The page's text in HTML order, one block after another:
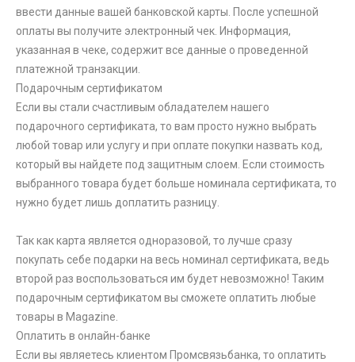
ввести данные вашей банковской карты. После успешной
оплаты вы получите электронный чек. Информация,
указанная в чеке, содержит все данные о проведенной
платежной транзакции.
Подарочным сертификатом
Если вы стали счастливым обладателем нашего
подарочного сертификата, то вам просто нужно выбрать
любой товар или услугу и при оплате покупки назвать код,
который вы найдете под защитным слоем. Если стоимость
выбранного товара будет больше номинала сертификата, то
нужно будет лишь доплатить разницу.
Так как карта является одноразовой, то лучше сразу
покупать себе подарки на весь номинал сертификата, ведь
второй раз воспользоваться им будет невозможно! Таким
подарочным сертификатом вы сможете оплатить любые
товары в Magazine.
Оплатить в онлайн-банке
Если вы являетесь клиентом Промсвязьбанка, то оплатить